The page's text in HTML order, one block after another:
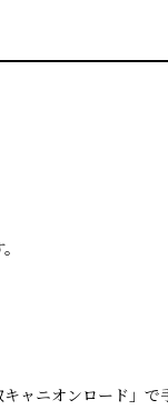
ャニオンロード」で